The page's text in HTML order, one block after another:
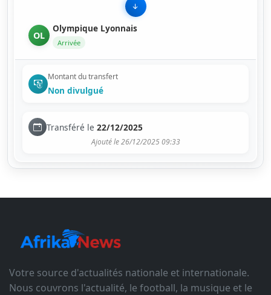
OL
Olympique Lyonnais
Arrivée
Montant du transfert
Non divulgué
Transféré le 22/12/2025
Ajouté le 26/12/2025 09:33
Votre source d'actualités nationale et internationale.
Nous couvrons l'actualité, le football, la musique et le